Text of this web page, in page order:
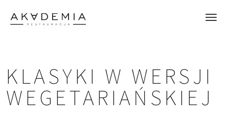
KLASYKI W WERSJI
WEGETARIAŃSKIEJ